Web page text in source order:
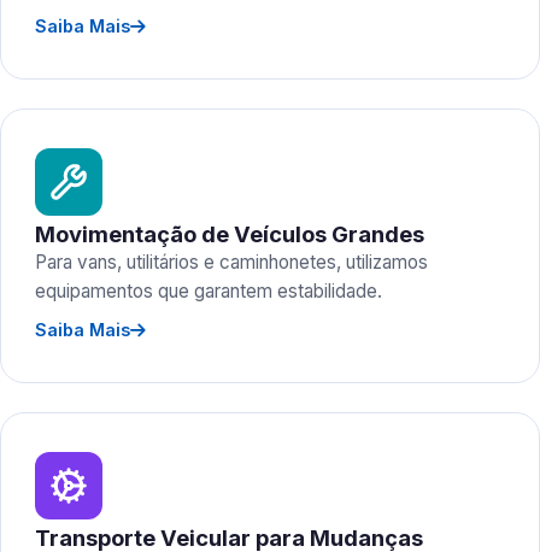
Saiba Mais
Movimentação de Veículos Grandes
Para vans, utilitários e caminhonetes, utilizamos
equipamentos que garantem estabilidade.
Saiba Mais
Transporte Veicular para Mudanças